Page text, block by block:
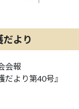
だより
会報
だより第40号』